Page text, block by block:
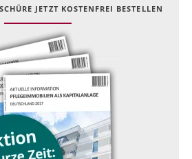
JETZT KOSTEN­FREI BESTELLEN